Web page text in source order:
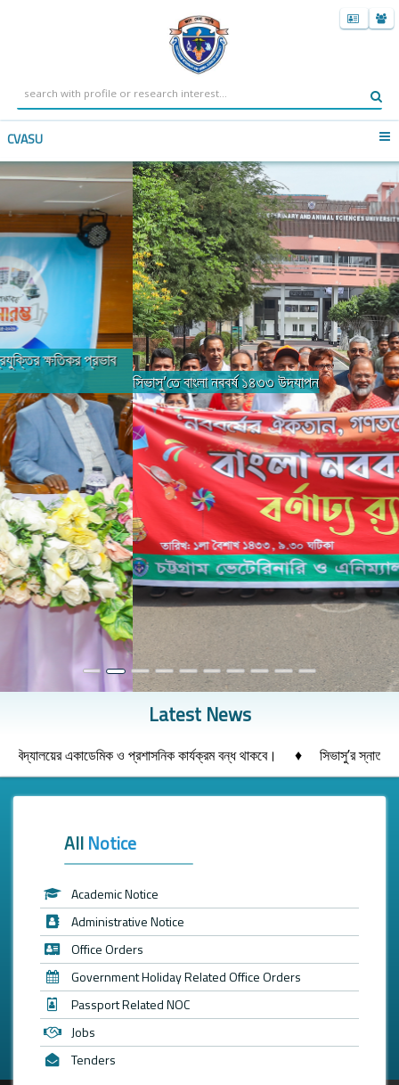
CVASU
সিভাসু’তে বাংলা নববর্ষ ১৪৩৩ উদযাপন
Previous Next
Latest News
ও প্রশাসনিক কার্যক্রম বন্ধ থাকবে। ♦সিভাসু’র স্নাতক ২০২৫-২৬
All Notice
Academic Notice
Administrative Notice
Office Orders
Government Holiday Related Office Orders
Passport Related NOC
Jobs
Tenders